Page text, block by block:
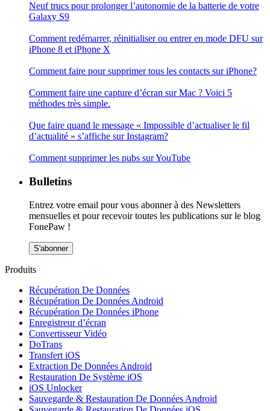
Neuf trucs pour prolonger l’autonomie de la batterie de votre
Galaxy S9
Comment redémarrer, réinitialiser ou entrer en mode DFU sur
iPhone 8 et iPhone X
Comment faire pour supprimer tous les contacts sur iPhone?
Comment faire une capture d’écran sur Mac ? Voici 5
méthodes très simple.
Que faire quand le message « Impossible d’actualiser le fil
d’actualité » s’affiche sur Instagram?
Comment supprimer les pubs sur YouTube
Bulletins
Entrez votre email pour vous abonner à des Newsletters
mensuelles et pour recevoir toutes les publications sur le blog
FonePaw !
S'abonner
Produits
Récupération De Données
Récupération De Données Android
Récupération De Données iPhone
Enregistreur d’écran
Convertisseur Vidéo
DoTrans
Transfert iOS
Extraction De Données Android
Restauration De Système iOS
iOS Unlocker
Sauvegarde & Restauration De Données Android